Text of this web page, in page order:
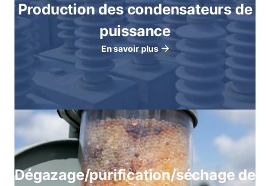
Production des condensateurs de
puissance
En savoir plus
Dégazage/purification/séchage de